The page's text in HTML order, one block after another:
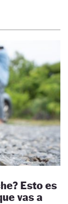
Esto es
vas a